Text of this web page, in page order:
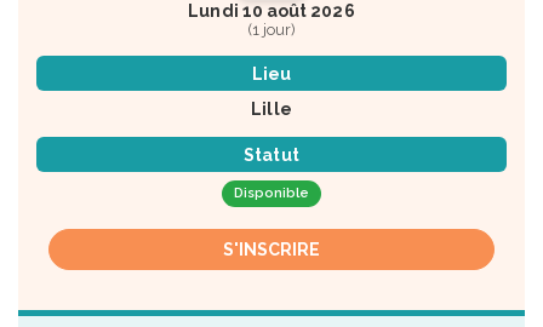
Lundi 10 août 2026
(1 jour)
Lieu
Lille
Statut
Disponible
S'INSCRIRE